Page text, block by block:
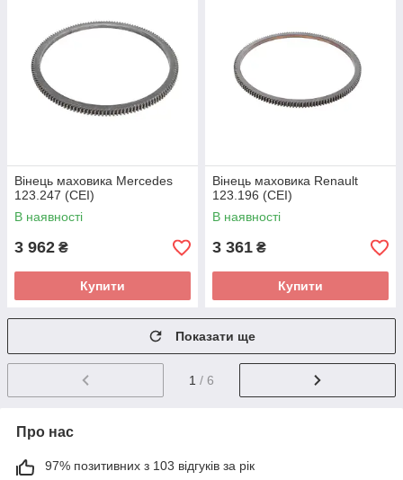
Вінець маховика Mercedes
123.247 (CEI)
В наявності
3 962 ₴
Купити
Вінець маховика Renault
123.196 (CEI)
В наявності
3 361 ₴
Купити
Показати ще
1 / 6
Про нас
97% позитивних з 103 відгуків за рік